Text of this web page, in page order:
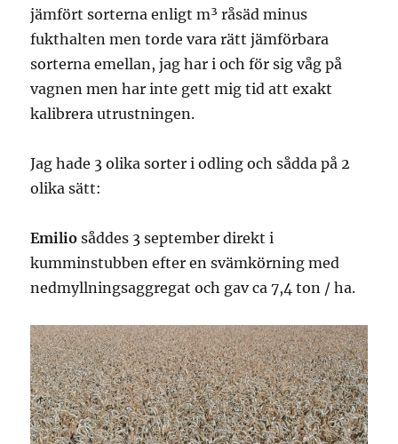
jämfört sorterna enligt m³ råsäd minus
fukthalten men torde vara rätt jämförbara
sorterna emellan, jag har i och för sig våg på
vagnen men har inte gett mig tid att exakt
kalibrera utrustningen.
Jag hade 3 olika sorter i odling och sådda på 2
olika sätt:
Emilio såddes 3 september direkt i
kumminstubben efter en svämkörning med
nedmyllningsaggregat och gav ca 7,4 ton / ha.